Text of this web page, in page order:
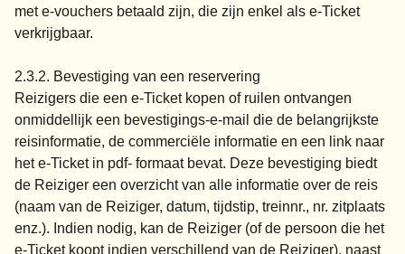
met e-vouchers betaald zijn, die zijn enkel als e-Ticket
verkrijgbaar.
2.3.2. Bevestiging van een reservering
Reizigers die een e-Ticket kopen of ruilen ontvangen
onmiddellijk een bevestigings-e-mail die de belangrijkste
reisinformatie, de commerciële informatie en een link naar
het e-Ticket in pdf- formaat bevat. Deze bevestiging biedt
de Reiziger een overzicht van alle informatie over de reis
(naam van de Reiziger, datum, tijdstip, treinnr., nr. zitplaats
enz.). Indien nodig, kan de Reiziger (of de persoon die het
e-Ticket koopt indien verschillend van de Reiziger), naast